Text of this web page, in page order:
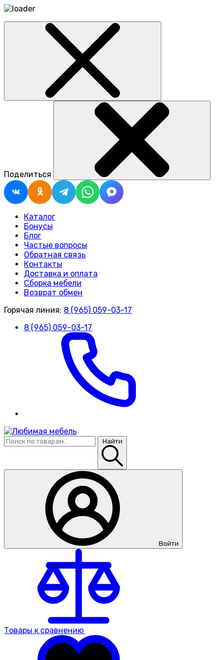
Поделиться
Каталог
Бонусы
Блог
Частые вопросы
Обратная связь
Контакты
Доставка и оплата
Сборка мебели
Возврат обмен
Горячая линия: 8 (965) 059-03-17
8 (965) 059-03-17
Найти
Войти
Товары к сравнению